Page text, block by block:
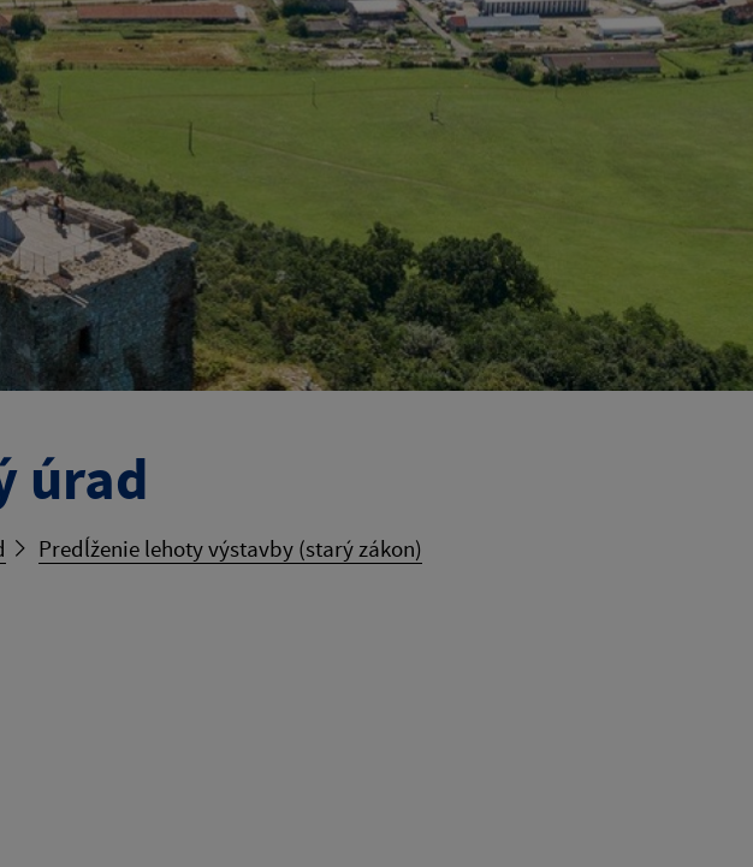
úrad
Predĺženie lehoty výstavby (starý zákon)